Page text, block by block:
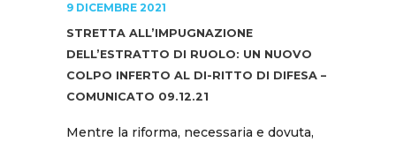
9 DICEMBRE 2021
STRETTA ALL’IMPUGNAZIONE
DELL’ESTRATTO DI RUOLO: UN NUOVO
COLPO INFERTO AL DI-RITTO DI DIFESA –
COMUNICATO 09.12.21
Mentre la riforma, necessaria e dovuta,